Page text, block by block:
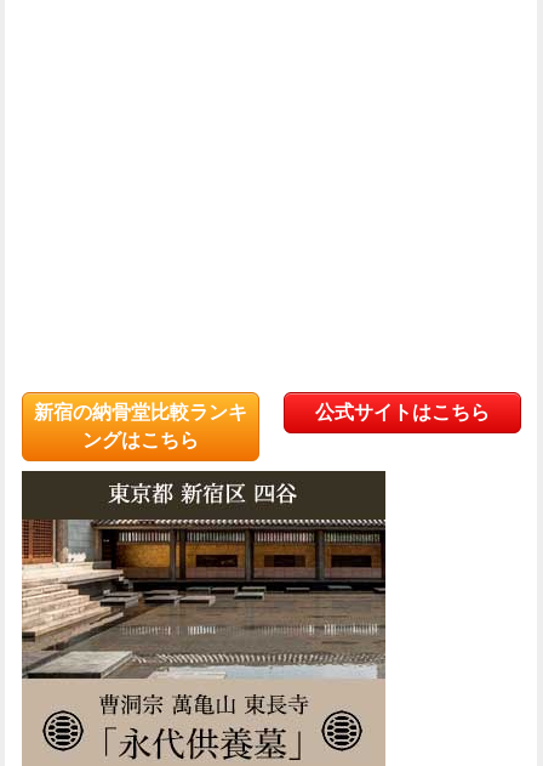
新宿の納骨堂比較ランキ
ングはこちら
公式サイトはこちら